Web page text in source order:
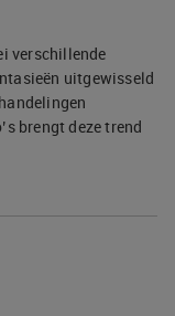
verschillende
uitgewisseld
brengt deze trend